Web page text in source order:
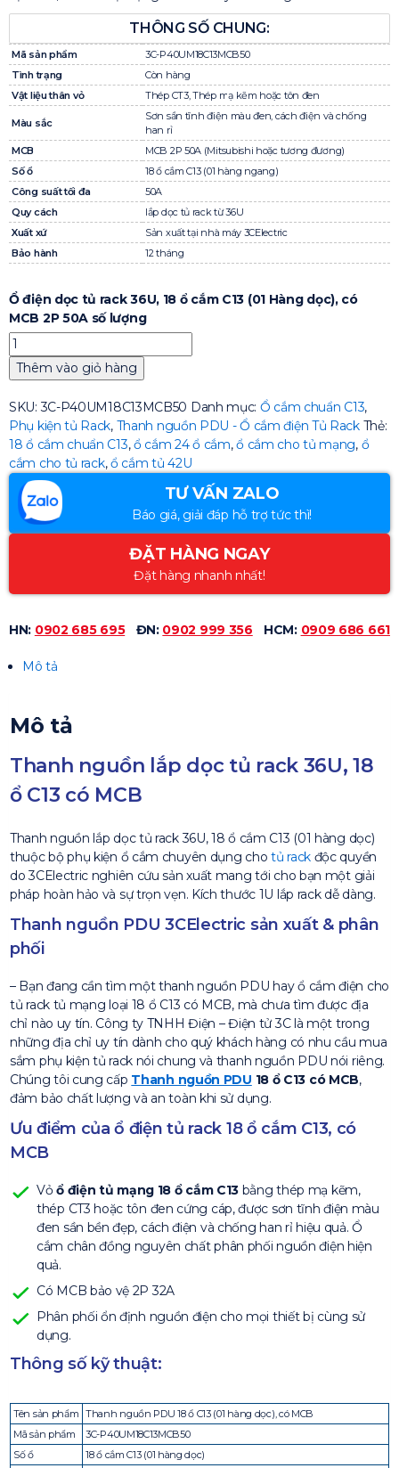
THÔNG SỐ CHUNG:
Mã sản phẩm
3C-P40UM18C13MCB50
Tình trạng
Còn hàng
Vật liệu thân vỏ
Thép CT3, Thép mạ kẽm hoặc tôn đen
Màu sắc
Sơn sần tĩnh điện màu đen, cách điện và chống
han rỉ
MCB
MCB 2P 50A (Mitsubishi hoặc tương đương)
Số ổ
18 ổ cắm C13 (01 hàng ngang)
Công suất tối đa
50A
Quy cách
lắp dọc tủ rack từ 36U
Xuất xứ
Sản xuất tại nhà máy 3CElectric
Bảo hành
12 tháng
Ổ điện dọc tủ rack 36U, 18 ổ cắm C13 (01 Hàng dọc), có
MCB 2P 50A số lượng
Thêm vào giỏ hàng
SKU:3C-P40UM18C13MCB50 Danh mục: Ổ cắm chuẩn C13,
Phụ kiện tủ Rack, Thanh nguồn PDU - Ổ cắm điện Tủ Rack Thẻ:
18 ổ cắm chuẩn C13,ổ cắm 24 ổ cắm,ổ cắm cho tủ mạng, ổ
cắm cho tủ rack,ổ cắm tủ 42U
TƯ VẤN ZALO
Báo giá, giải đáp hỗ trợ tức thì!
ĐẶT HÀNG NGAY
Đặt hàng nhanh nhất!
HN: 0902 685 695 ĐN: 0902 999 356 HCM: 0909 686 661
Mô tả
Mô tả
Thanh nguồn lắp dọc tủ rack 36U, 18
ổ C13 có MCB
Thanh nguồn lắp dọc tủ rack 36U, 18 ổ cắm C13 (01 hàng dọc)
thuộc bộ phụ kiện ổ cắm chuyên dụng cho tủ rackđộc quyền
do 3CElectric nghiên cứu sản xuất mang tới cho bạn một giải
pháp hoàn hảo và sự trọn vẹn. Kích thước 1U lắp rack dễ dàng.
Thanh nguồn PDU 3CElectric sản xuất & phân
phối
– Bạn đang cần tìm một thanh nguồn PDU hay ổ cắm điện cho
tủ rack tủ mạng loại 18 ổ C13 có MCB, mà chưa tìm được địa
chỉ nào uy tín. Công ty TNHH Điện – Điện tử 3C là một trong
những địa chỉ uy tín dành cho quý khách hàng có nhu cầu mua
sắm phụ kiện tủ rack nói chung và thanh nguồn PDU nói riêng.
Chúng tôi cung cấp Thanh nguồn PDU 18 ổ C13 có MCB,
đảm bảo chất lượng và an toàn khi sử dụng.
Ưu điểm của ổ điện tủ rack 18 ổ cắm C13, có
MCB
Vỏổ điện tủ mạng 18 ổ cắm C13 bằng thép mạ kẽm,
thép CT3 hoặc tôn đen cứng cáp, được sơn tĩnh điện màu
đen sần bền đẹp, cách điện và chống han rỉ hiệu quả. Ổ
cắm chân đồng nguyên chất phân phối nguồn điện hiện
quả.
Có MCB bảo vệ 2P 32A
Phân phối ổn định nguồn điện cho mọi thiết bị cùng sử
dụng.
Thông số kỹ thuật:
Tên sản phẩm Thanh nguồn PDU 18 ổ C13 (01 hàng dọc), có MCB
Mã sản phẩm
3C-P40UM18C13MCB50
Số ổ
18 ổ cắm C13 (01 hàng dọc)